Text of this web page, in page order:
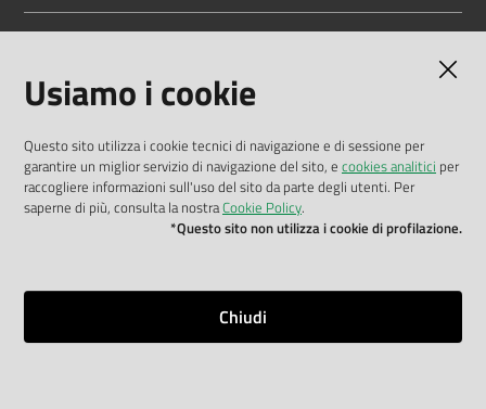
Dichiarazione di accessibilità
Privacy policy
Mappa del sito
Usiamo i cookie
Questo sito utilizza i cookie tecnici di navigazione e di sessione per
garantire un miglior servizio di navigazione del sito, e cookies analitici per
raccogliere informazioni sull'uso del sito da parte degli utenti. Per
saperne di più, consulta la nostraCookie Policy.
*Questo sito non utilizza i cookie di profilazione.
Chiudi